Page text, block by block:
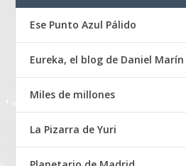
Ese Punto Azul Pálido
Eureka, el blog de Daniel Marín
Miles de millones
La Pizarra de Yuri